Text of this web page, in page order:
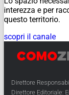
interezza e per
questo territorio.
scopri il canale
Direttore
Direttore Editoriale: